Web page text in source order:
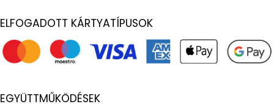
ELFOGADOTT KÁRTYATÍPUSOK
EGYÜTTMŰKÖDÉSEK